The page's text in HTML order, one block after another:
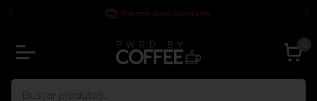
Parcele suas compras!